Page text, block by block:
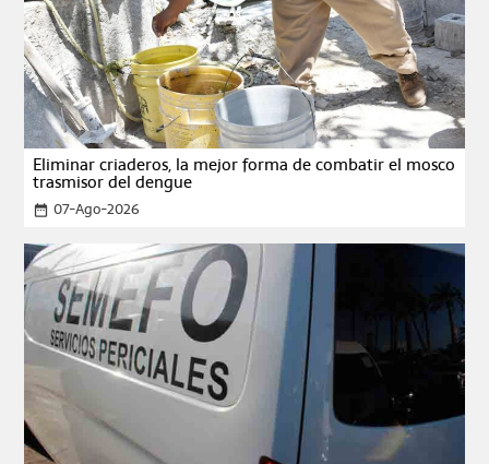
Eliminar criaderos, la mejor forma de combatir el mosco
trasmisor del dengue
date_range 07-Ago-2026